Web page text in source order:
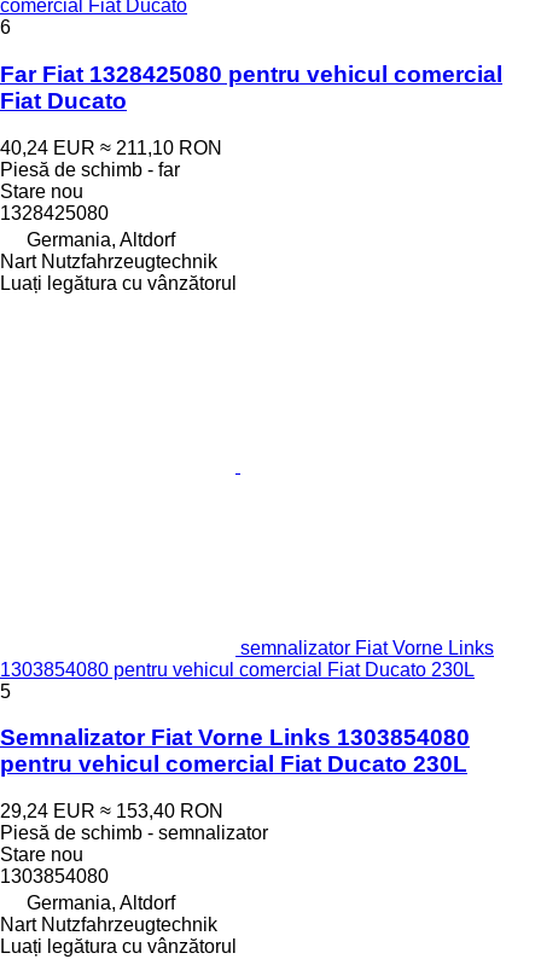
comercial Fiat Ducato
6
Far Fiat 1328425080 pentru vehicul comercial
Fiat Ducato
40,24 EUR ≈ 211,10 RON
Piesă de schimb - far
Stare nou
1328425080
Germania, Altdorf
Nart Nutzfahrzeugtechnik
Luați legătura cu vânzătorul
semnalizator Fiat Vorne Links
1303854080 pentru vehicul comercial Fiat Ducato 230L
5
Semnalizator Fiat Vorne Links 1303854080
pentru vehicul comercial Fiat Ducato 230L
29,24 EUR ≈ 153,40 RON
Piesă de schimb - semnalizator
Stare nou
1303854080
Germania, Altdorf
Nart Nutzfahrzeugtechnik
Luați legătura cu vânzătorul